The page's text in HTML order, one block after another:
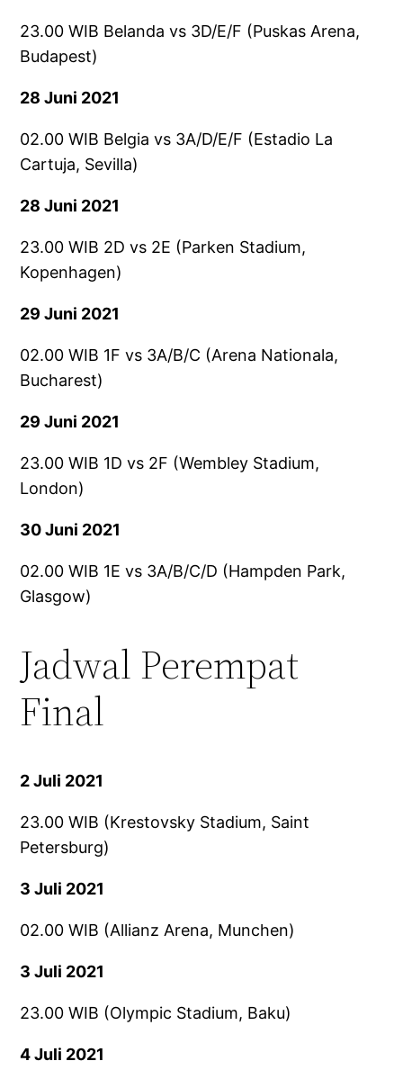
23.00 WIB Belanda vs 3D/E/F (Puskas Arena,
Budapest)
28 Juni 2021
02.00 WIB Belgia vs 3A/D/E/F (Estadio La
Cartuja, Sevilla)
28 Juni 2021
23.00 WIB 2D vs 2E (Parken Stadium,
Kopenhagen)
29 Juni 2021
02.00 WIB 1F vs 3A/B/C (Arena Nationala,
Bucharest)
29 Juni 2021
23.00 WIB 1D vs 2F (Wembley Stadium,
London)
30 Juni 2021
02.00 WIB 1E vs 3A/B/C/D (Hampden Park,
Glasgow)
Jadwal Perempat
Final
2 Juli 2021
23.00 WIB (Krestovsky Stadium, Saint
Petersburg)
3 Juli 2021
02.00 WIB (Allianz Arena, Munchen)
3 Juli 2021
23.00 WIB (Olympic Stadium, Baku)
4 Juli 2021